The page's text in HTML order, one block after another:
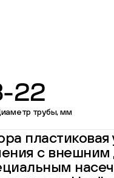
22
трубы, мм
пластиковая
с
в каталог